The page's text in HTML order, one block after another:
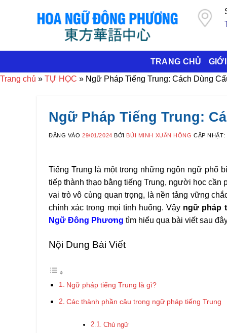
TRANG CHỦ
Trang chủ » TỰ HỌC » Ngữ Pháp Tiếng Trung: Cách Dùng
Ngữ Pháp Tiếng Trung:
ĐĂNG VÀO29/01/2024 BỞI BÙI MINH XUÂN HỒNG CẬP NHẬT:
Tiếng Trung là một trong những ngôn ngữ phổ
tiếp thành thạo bằng tiếng Trung, người học
vai trò vô cùng quan trọng, là nền tảng vững
chính xác trong mọi tình huống. Vậy ngữ pháp
Ngữ Đông Phương tìm hiểu qua bài viết sau
Nội Dung Bài Viết
Ngữ pháp tiếng Trung là gì?
Các thành phần câu trong ngữ pháp tiếng Trung
Chủ ngữ